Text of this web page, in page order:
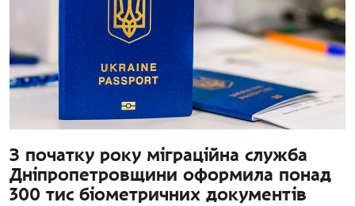
З початку року міграційна служба
Дніпропетровщини оформила понад
300 тис біометричних документів